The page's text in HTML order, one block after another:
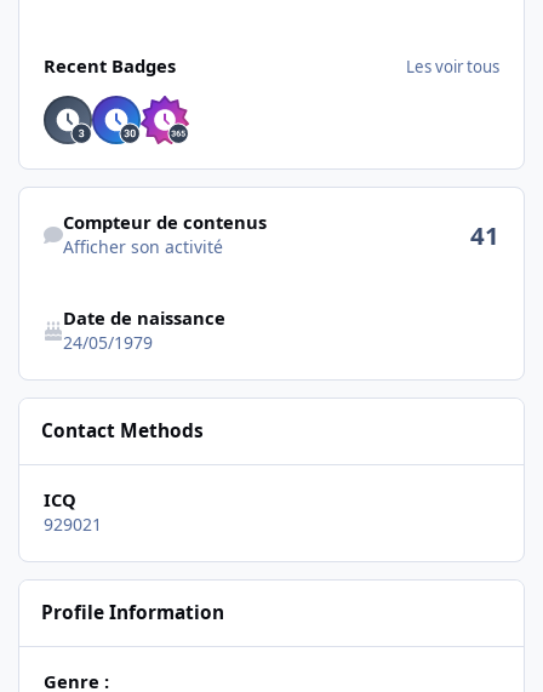
Recent Badges Les voir tous
Afficher son activité
Compteur de contenus
Afficher son activité 41
Date de naissance
24/05/1979
Contact Methods
ICQ
929021
Profile Information
Genre :